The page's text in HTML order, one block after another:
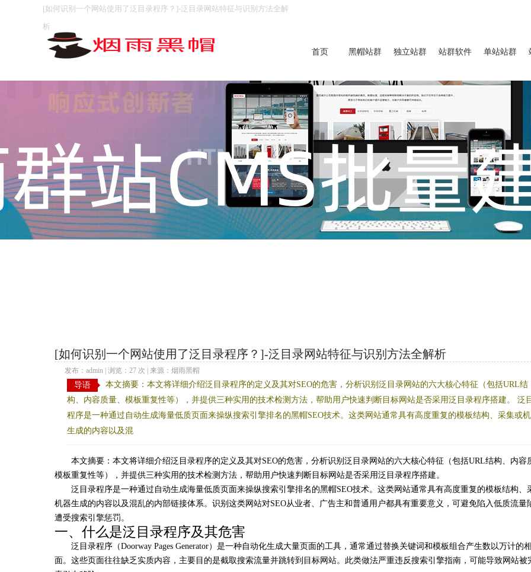
[如何识别一个网站使用了泛目录程序？]-泛目录网站特征与识别方法全解
析
首页 黑帽站群 独立站群 站群软件 单站站群
[如何识别一个网站使用了泛目录程序？]-泛目录网站特征与识别方法全解析
发布：admin | 浏览：27 次 | 来源：烟雨黑帽
导语
本文摘要：本文将详细介绍泛目录程序的定义及其对SEO的危害，分析识别泛目录网站的六大核心特征（包括URL结
构、内容质量、模板重复性等），并提供三种实用的技术检测方法，帮助用户快速判断目标网站是否采用泛目录程序搭建。 泛
程序是一种通过自动生成海量低质页面来操纵搜索引擎排名的黑帽SEO技术。这类网站通常具有高度重复的模板结构、采集或
生成的内容以及混
本文摘要：本文将详细介绍泛目录程序的定义及其对SEO的危害，分析识别泛目录网站的六大核心特征（包括URL结构、内容
模板重复性等），并提供三种实用的技术检测方法，帮助用户快速判断目标网站是否采用泛目录程序搭建。
泛目录程序是一种通过自动生成海量低质页面来操纵搜索引擎排名的黑帽SEO技术。这类网站通常具有高度重复的模板结构、
机器生成的内容以及混乱的内部链接体系。识别这类网站对SEO从业者、广告主和普通用户都具有重要意义，可避免陷入低质流量
遭受搜索引擎惩罚。
一、什么是泛目录程序及其危害
泛目录程序（Doorway Pages Generator）是一种自动化生成大量页面的工具，通常通过替换关键词和模板组合产生数以万计的
面。这些页面往往缺乏实质内容，主要目的是截取搜索流量并跳转到目标网站。此类做法严重违反搜索引擎指南，可能导致网站被